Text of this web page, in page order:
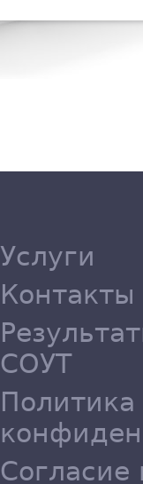
Услуги
Контакты
СОУТ
Политика
Согласие